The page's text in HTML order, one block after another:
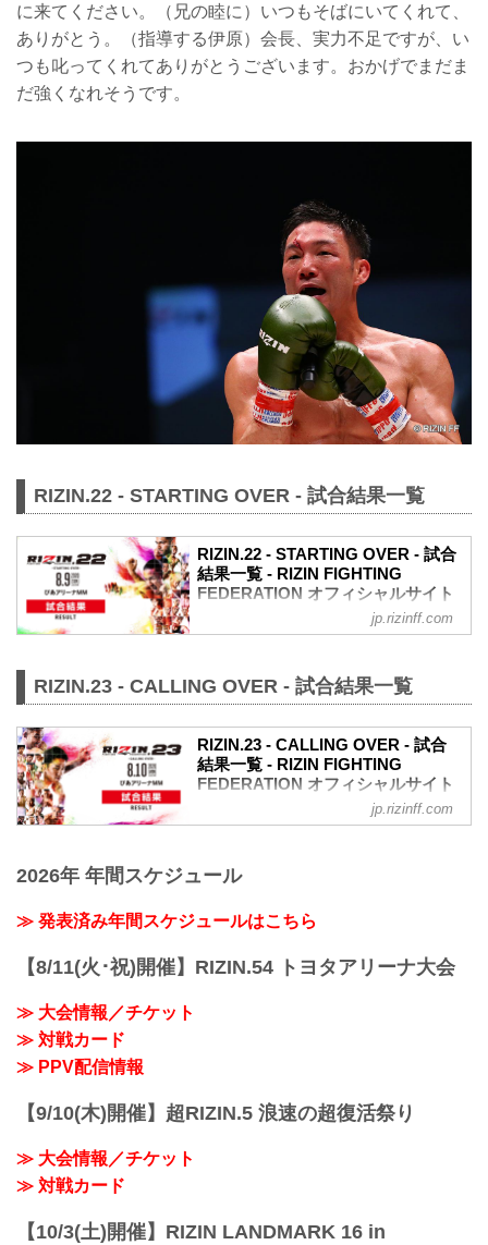
に来てください。（兄の睦に）いつもそばにいてくれて、
ありがとう。（指導する伊原）会長、実力不足ですが、い
つも叱ってくれてありがとうございます。おかげでまだま
だ強くなれそうです。
RIZIN.22 - STARTING OVER - 試合結果一覧
RIZIN.22 - STARTING OVER - 試合
結果一覧 - RIZIN FIGHTING
FEDERATION オフィシャルサイト
第9試合／スペシャルワンマッチ 矢地祐
（LOSE）矢地祐介 vs. ホベルト・サト
シ・ソウザ（WIN）
1R 1分52秒 TKO（レフェリーストップ：
グラウンドパンチ）
試合結果詳細
第8試合／スペシャルワンマッチ 浜崎朱
RIZIN 女子MMAルール：5分
※肘あり
2R 1分26秒 S（タップアウト：アー...
jp.rizinff.com
RIZIN.23 - CALLING OVER - 試合結果一覧
RIZIN.23 - CALLING OVER - 試合
結果一覧 - RIZIN FIGHTING
FEDERATION オフィシャルサイト
第9試合／バンタム級タイトルマッチ 朝
※肘あり
1R 4分31秒 TKO（レフェリーストップ：
試合結果詳細
第8試合／スペシャルワンマッチ 元谷友
3R 2分19秒 S（タップアウト：フロン...
jp.rizinff.com
2026年 年間スケジュール
≫ 発表済み年間スケジュールはこちら
【8/11(火･祝)開催】RIZIN.54 トヨタアリーナ大会
≫ 大会情報／チケット
≫ 対戦カード
≫ PPV配信情報
【9/10(木)開催】超RIZIN.5 浪速の超復活祭り
≫ 大会情報／チケット
≫ 対戦カード
【10/3(土)開催】RIZIN LANDMARK 16 in